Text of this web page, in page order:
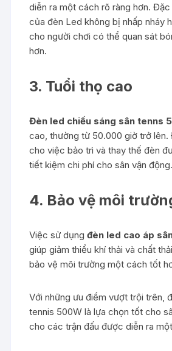
diễn ra một cách rõ ràng hơn. Đặc
của đèn Led không bị nhấp nháy
cho người chơi có thể quan sát
hơn.
3. Tuổi thọ cao
Đèn led chiếu sáng sân tenns
cao, thường từ 50.000 giờ trở lên.
cho việc bảo trì và thay thế đèn
tiết kiệm chi phí cho sân vận động.
4. Bảo vệ môi
Việc sử dụngđèn led cao áp
giúp giảm thiểu khí thải và chất
bảo vệ môi trường một cách tốt
Với những ưu điểm vượt trội trên,
tennis 500W là lựa chọn tốt cho
cho các trận đấu được diễn ra